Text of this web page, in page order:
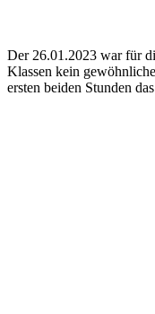
Der 26.01.2023 war für
Klassen kein
ersten beiden Stunden